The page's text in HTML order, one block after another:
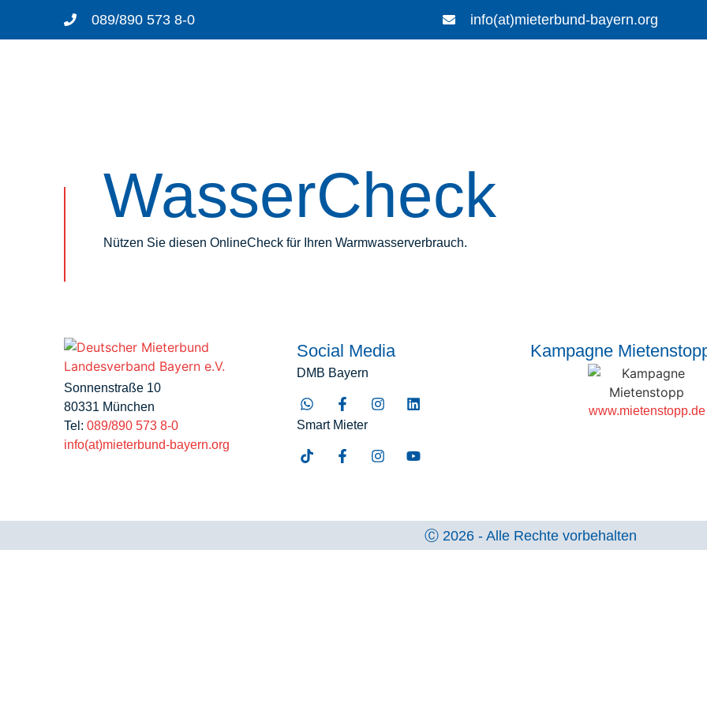
089/890 573 8-0 info(at)mieterbund-bayern.org
WasserCheck
Nützen Sie diesen OnlineCheck für Ihren Warmwasserverbrauch.
Sonnenstraße 10
80331 München
Tel: 089/890 573 8-0
info(at)mieterbund-bayern.org
Social Media
DMB Bayern
Smart Mieter
Kampagne
www.mietenstopp.de
Ⓒ 2026 - Alle Rechte vorbehalten